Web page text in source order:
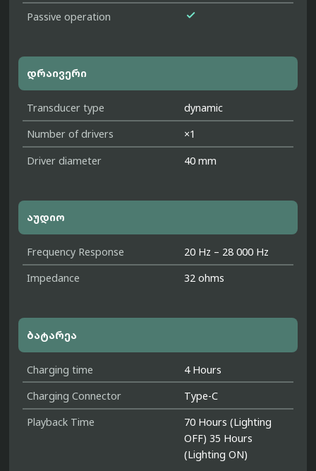
Passive operation 
დრაივერი
Transducer type
dynamic
Number of drivers
×1
Driver diameter
40 mm
აუდიო
Frequency Response
20 Hz – 28 000 Hz
Impedance
32 ohms
ბატარეა
Charging time
4 Hours
Charging Connector
Type-C
Playback Time
70 Hours (Lighting
OFF) 35 Hours
(Lighting ON)